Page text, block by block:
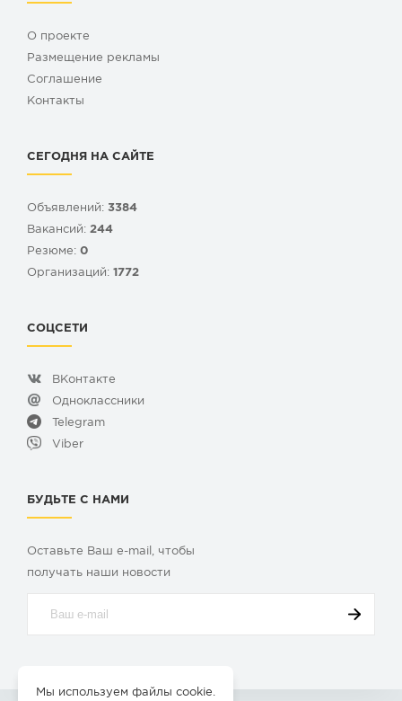
О проекте
Размещение рекламы
Cоглашение
Контакты
СЕГОДНЯ НА САЙТЕ
Объявлений: 3384
Вакансий: 244
Резюме: 0
Организаций: 1772
СОЦСЕТИ
ВКонтакте
Одноклассники
Telegram
Viber
БУДЬТЕ С НАМИ
Оставьте Ваш e-mail, чтобы
получать наши новости
Мы используем файлы cookie.